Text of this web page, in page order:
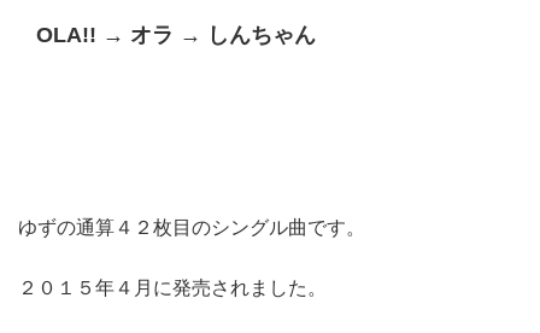
OLA!! → オラ → しんちゃん
ゆずの通算４２枚目のシングル曲です。
２０１５年４月に発売されました。